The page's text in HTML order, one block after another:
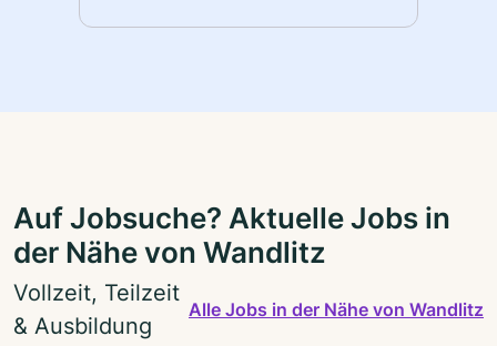
Auf Jobsuche? Aktuelle Jobs in
der Nähe von Wandlitz
Vollzeit, Teilzeit
& Ausbildung
Alle Jobs in der Nähe von Wandlitz